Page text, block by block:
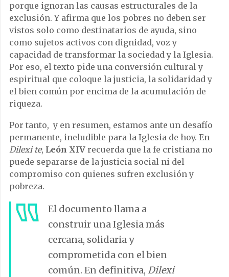
porque ignoran las causas estructurales de la
exclusión. Y afirma que los pobres no deben ser
vistos solo como destinatarios de ayuda, sino
como sujetos activos con dignidad, voz y
capacidad de transformar la sociedad y la Iglesia.
Por eso, el texto pide una conversión cultural y
espiritual que coloque la justicia, la solidaridad y
el bien común por encima de la acumulación de
riqueza.
Por tanto, y en resumen, estamos ante un desafío
permanente, ineludible para la Iglesia de hoy. En
Dilexi te, León XIV recuerda que la fe cristiana no
puede separarse de la justicia social ni del
compromiso con quienes sufren exclusión y
pobreza.
El documento llama a
construir una Iglesia más
cercana, solidaria y
comprometida con el bien
común. En definitiva, Dilexi